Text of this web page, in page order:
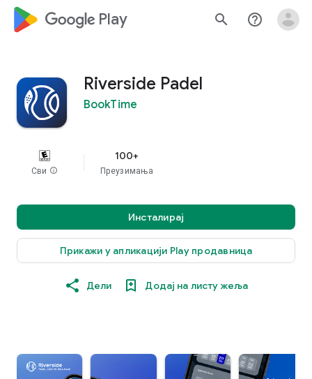
google_logo Play search help_outline
Riverside Padel
BookTime
Сви info
100+
Преузимања
Инсталирај
Прикажи у апликацији Play продавница
Дели Додај на листу жеља